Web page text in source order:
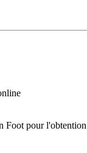
Foot pour